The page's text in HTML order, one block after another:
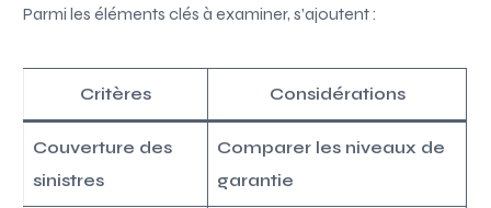
Parmi les éléments clés à examiner, s’ajoutent :
Critères Considérations
Couverture des
sinistres
Comparer les niveaux de
garantie